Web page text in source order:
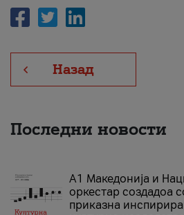
Назад
Последни новости
А1 Македонија и
оркестар создадоа
приказна